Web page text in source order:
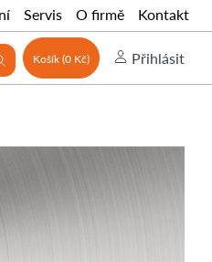
Servis O firmě Kontakt
Košík (0 Kč) Přihlásit